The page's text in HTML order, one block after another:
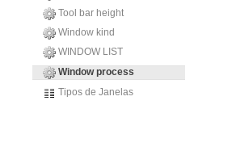
Tool bar height
Window kind
WINDOW LIST
Window process
Tipos de Janelas